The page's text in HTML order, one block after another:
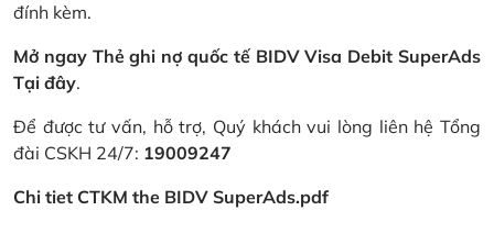
đính kèm.
Mở ngay Thẻ ghi nợ quốc tế BIDV Visa Debit SuperAds
Tại đây.
Để được tư vấn, hỗ trợ, Quý khách vui lòng liên hệ Tổng
đài CSKH 24/7: 19009247
Chi tiet CTKM the BIDV SuperAds.pdf